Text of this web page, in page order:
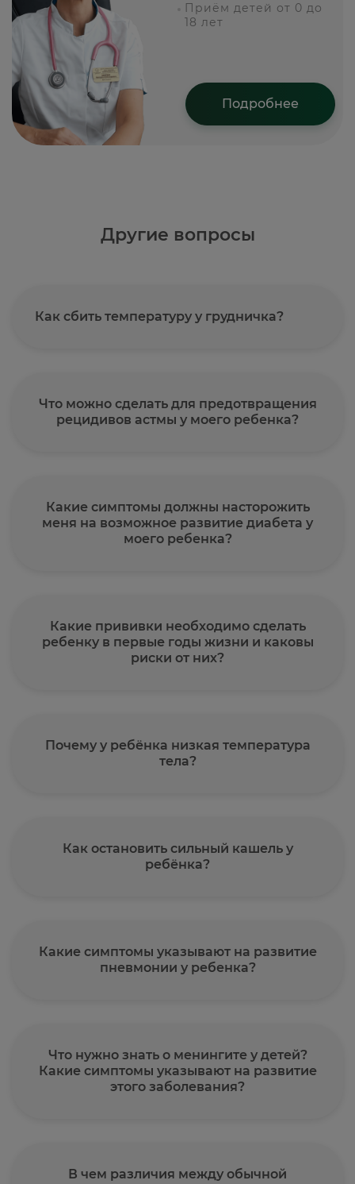
Приём детей от 0 до
18 лет
Подробнее
Другие вопросы
Как сбить температуру у грудничка?
Что можно сделать для предотвращения
рецидивов астмы у моего ребенка?
Какие симптомы должны насторожить
меня на возможное развитие диабета у
моего ребенка?
Какие прививки необходимо сделать
ребенку в первые годы жизни и каковы
риски от них?
Почему у ребёнка низкая температура
тела?
Как остановить сильный кашель у
ребёнка?
Какие симптомы указывают на развитие
пневмонии у ребенка?
Что нужно знать о менингите у детей?
Какие симптомы указывают на развитие
этого заболевания?
В чем различия между обычной